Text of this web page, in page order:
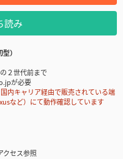
読み
）
２世代前まで
が必要
内キャリア経由で販売されている端
など）にて動作確認しています
クセス参照